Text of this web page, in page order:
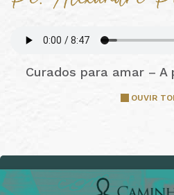
Curados para amar –
OUVIR